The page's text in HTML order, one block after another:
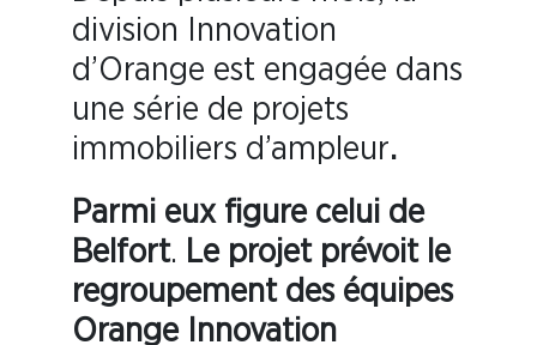
division Innovation
d’Orange est engagée dans
une série de projets
immobiliers d’ampleur.
Parmi eux figure celui de
Belfort. Le projet prévoit le
regroupement des équipes
Orange Innovation